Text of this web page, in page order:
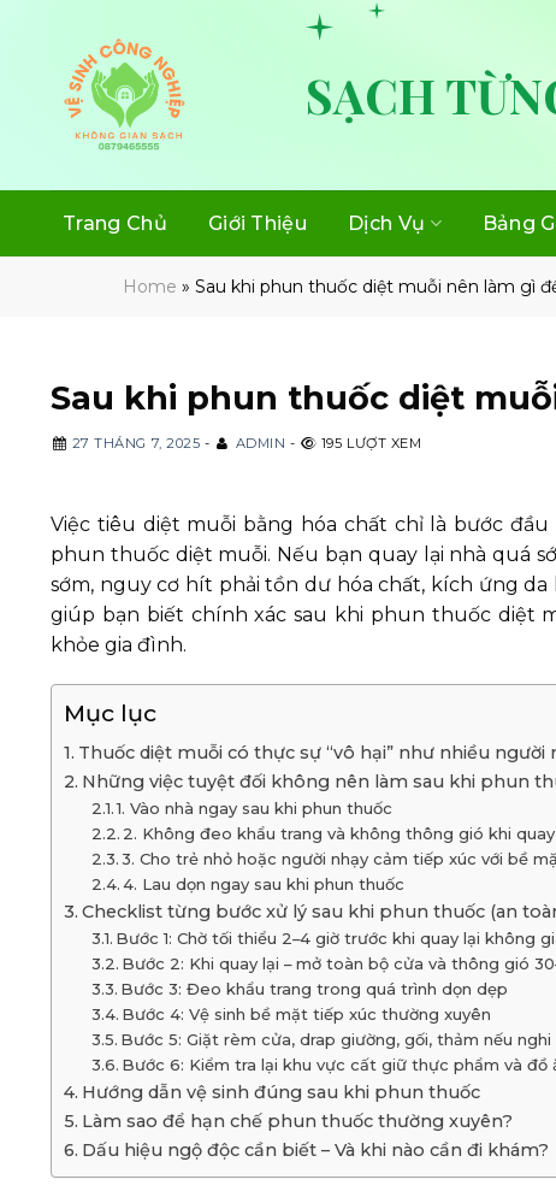
content
SẠCH
Trang Chủ Giới Thiệu Dịch Vụ Bảng
Home » Sau khi phun thuốc diệt muỗi nên làm gì
Sau khi phun thuốc diệt
27 THÁNG 7, 2025 - ADMIN - 195 LƯỢT XEM
Việc tiêu diệt muỗi bằng hóa chất chỉ là bước
phun thuốc diệt muỗi. Nếu bạn quay lại nhà quá
sớm, nguy cơ hít phải tồn dư hóa chất, kích ứng da
giúp bạn biết chính xác sau khi phun thuốc diệt
khỏe gia đình.
Mục lục
Thuốc diệt muỗi có thực sự “vô hại” như nhiều người
Những việc tuyệt đối không nên làm sau khi phun
1. Vào nhà ngay sau khi phun thuốc
2. Không đeo khẩu trang và không thông gió khi quay
3. Cho trẻ nhỏ hoặc người nhạy cảm tiếp xúc với bề
4. Lau dọn ngay sau khi phun thuốc
Checklist từng bước xử lý sau khi phun thuốc (an
Bước 1: Chờ tối thiểu 2–4 giờ trước khi quay lại không
Bước 2: Khi quay lại – mở toàn bộ cửa và thông gió
Bước 3: Đeo khẩu trang trong quá trình dọn dẹp
Bước 4: Vệ sinh bề mặt tiếp xúc thường xuyên
Bước 5: Giặt rèm cửa, drap giường, gối, thảm nếu
Bước 6: Kiểm tra lại khu vực cất giữ thực phẩm và đồ
Hướng dẫn vệ sinh đúng sau khi phun thuốc
Làm sao để hạn chế phun thuốc thường xuyên?
Dấu hiệu ngộ độc cần biết – Và khi nào cần đi khám?